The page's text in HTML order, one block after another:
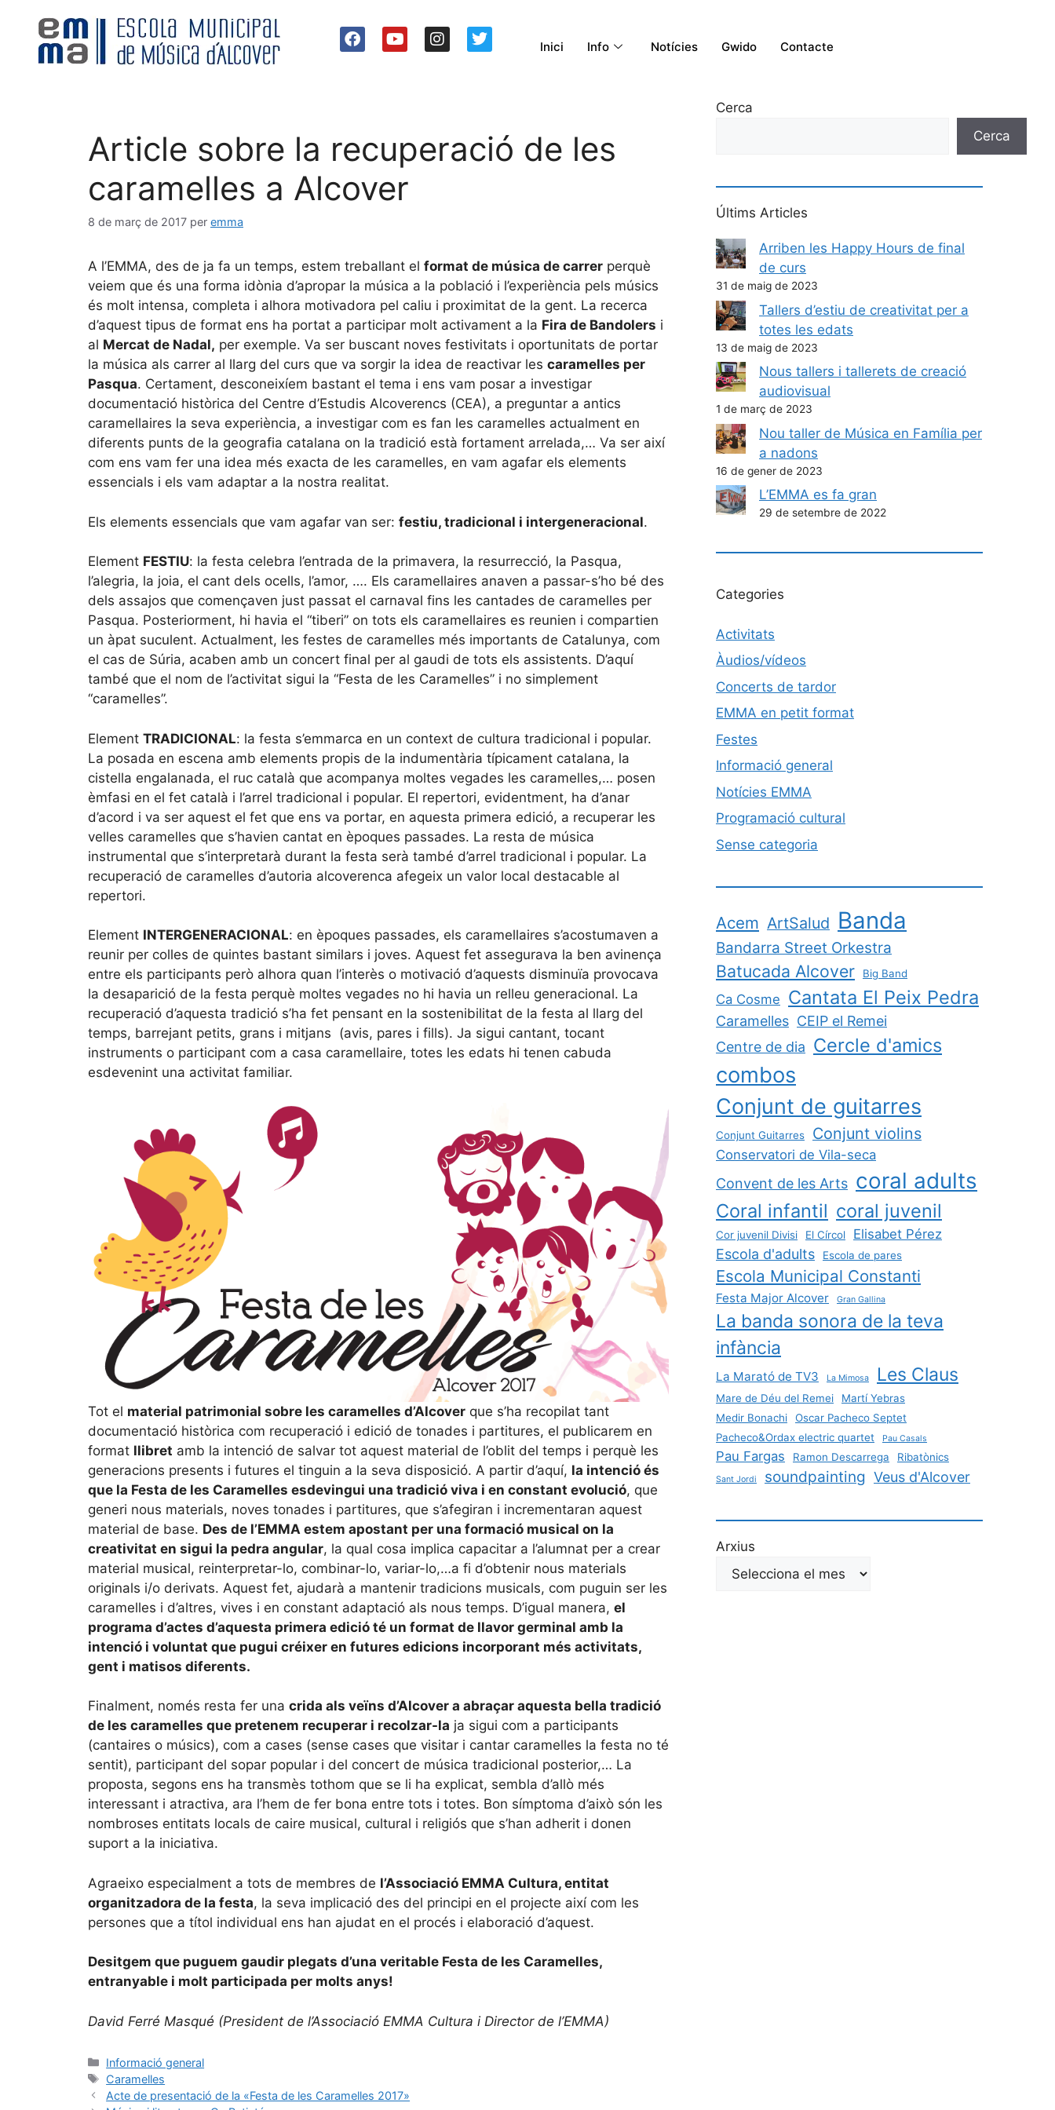
Inici Info Notícies Gwido Contacte
Article sobre la recuperació de les
caramelles a Alcover
8 de març de 2017 per emma
A l’EMMA, des de ja fa un temps, estem treballant el format de música de carrer perquè
veiem que és una forma idònia d’apropar la música a la població i l’experiència pels músics
és molt intensa, completa i alhora motivadora pel caliu i proximitat de la gent. La recerca
d’aquest tipus de format ens ha portat a participar molt activament a la Fira de Bandolers i
al Mercat de Nadal, per exemple. Va ser buscant noves festivitats i oportunitats de portar
la música als carrer al llarg del curs que va sorgir la idea de reactivar les caramelles per
Pasqua. Certament, desconeixíem bastant el tema i ens vam posar a investigar
documentació històrica del Centre d’Estudis Alcoverencs (CEA), a preguntar a antics
caramellaires la seva experiència, a investigar com es fan les caramelles actualment en
diferents punts de la geografia catalana on la tradició està fortament arrelada,… Va ser així
com ens vam fer una idea més exacta de les caramelles, en vam agafar els elements
essencials i els vam adaptar a la nostra realitat.
Els elements essencials que vam agafar van ser: festiu, tradicional i intergeneracional.
Element FESTIU: la festa celebra l’entrada de la primavera, la resurrecció, la Pasqua,
l’alegria, la joia, el cant dels ocells, l’amor, …. Els caramellaires anaven a passar-s’ho bé des
dels assajos que començaven just passat el carnaval fins les cantades de caramelles per
Pasqua. Posteriorment, hi havia el “tiberi” on tots els caramellaires es reunien i compartien
un àpat suculent. Actualment, les festes de caramelles més importants de Catalunya, com
el cas de Súria, acaben amb un concert final per al gaudi de tots els assistents. D’aquí
també que el nom de l’activitat sigui la “Festa de les Caramelles” i no simplement
“caramelles”.
Element TRADICIONAL: la festa s’emmarca en un context de cultura tradicional i popular.
La posada en escena amb elements propis de la indumentària típicament catalana, la
cistella engalanada, el ruc català que acompanya moltes vegades les caramelles,… posen
èmfasi en el fet català i l’arrel tradicional i popular. El repertori, evidentment, ha d’anar
d’acord i va ser aquest el fet que ens va portar, en aquesta primera edició, a recuperar les
velles caramelles que s’havien cantat en èpoques passades. La resta de música
instrumental que s’interpretarà durant la festa serà també d’arrel tradicional i popular. La
recuperació de caramelles d’autoria alcoverenca afegeix un valor local destacable al
repertori.
Element INTERGENERACIONAL: en èpoques passades, els caramellaires s’acostumaven a
reunir per colles de quintes bastant similars i joves. Aquest fet assegurava la ben avinença
entre els participants però alhora quan l’interès o motivació d’aquests disminuïa provocava
la desaparició de la festa perquè moltes vegades no hi havia un relleu generacional. La
recuperació d’aquesta tradició s’ha fet pensant en la sostenibilitat de la festa al llarg del
temps, barrejant petits, grans i mitjans (avis, pares i fills). Ja sigui cantant, tocant
instruments o participant com a casa caramellaire, totes les edats hi tenen cabuda
esdevenint una activitat familiar.
Tot el material patrimonial sobre les caramelles d’Alcover que s’ha recopilat tant
documentació històrica com recuperació i edició de tonades i partitures, el publicarem en
format llibret amb la intenció de salvar tot aquest material de l’oblit del temps i perquè les
generacions presents i futures el tinguin a la seva disposició. A partir d’aquí, la intenció és
que la Festa de les Caramelles esdevingui una tradició viva i en constant evolució, que
generi nous materials, noves tonades i partitures, que s’afegiran i incrementaran aquest
material de base. Des de l’EMMA estem apostant per una formació musical on la
creativitat en sigui la pedra angular, la qual cosa implica capacitar a l’alumnat per a crear
material musical, reinterpretar-lo, combinar-lo, variar-lo,…a fi d’obtenir nous materials
originals i/o derivats. Aquest fet, ajudarà a mantenir tradicions musicals, com puguin ser les
caramelles i d’altres, vives i en constant adaptació als nous temps. D’igual manera, el
programa d’actes d’aquesta primera edició té un format de llavor germinal amb la
intenció i voluntat que pugui créixer en futures edicions incorporant més activitats,
gent i matisos diferents.
Finalment, només resta fer una crida als veïns d’Alcover a abraçar aquesta bella tradició
de les caramelles que pretenem recuperar i recolzar-la ja sigui com a participants
(cantaires o músics), com a cases (sense cases que visitar i cantar caramelles la festa no té
sentit), participant del sopar popular i del concert de música tradicional posterior,… La
proposta, segons ens ha transmès tothom que se li ha explicat, sembla d’allò més
interessant i atractiva, ara l’hem de fer bona entre tots i totes. Bon símptoma d’això són les
nombroses entitats locals de caire musical, cultural i religiós que s’han adherit i donen
suport a la iniciativa.
Agraeixo especialment a tots de membres de l’Associació EMMA Cultura, entitat
organitzadora de la festa, la seva implicació des del principi en el projecte així com les
persones que a títol individual ens han ajudat en el procés i elaboració d’aquest.
Desitgem que puguem gaudir plegats d’una veritable Festa de les Caramelles,
entranyable i molt participada per molts anys!
David Ferré Masqué (President de l’Associació EMMA Cultura i Director de l’EMMA)
Informació general
Caramelles
Acte de presentació de la «Festa de les Caramelles 2017»
Cerca
Cerca
Últims Articles
Arriben les Happy Hours de final
de curs
31 de maig de 2023
Tallers d’estiu de creativitat per a
totes les edats
13 de maig de 2023
Nous tallers i tallerets de creació
audiovisual
1 de març de 2023
Nou taller de Música en Família per
a nadons
16 de gener de 2023
L’EMMA es fa gran
29 de setembre de 2022
Categories
Activitats
Àudios/vídeos
Concerts de tardor
EMMA en petit format
Festes
Informació general
Notícies EMMA
Programació cultural
Sense categoria
Acem ArtSalud Banda
Bandarra Street Orkestra
Batucada Alcover Big Band
Ca Cosme Cantata El Peix Pedra
Caramelles CEIP el Remei
Centre de dia Cercle d'amics
combos
Conjunt de guitarres
Conjunt Guitarres Conjunt violins
Conservatori de Vila-seca
Convent de les Arts coral adults
Coral infantil coral juvenil
Cor juvenil Divisi El Círcol Elisabet Pérez
Escola d'adults Escola de pares
Escola Municipal Constanti
Festa Major Alcover Gran Gallina
La banda sonora de la teva
infància
La Marató de TV3 La Mimosa Les Claus
Mare de Déu del Remei
Martí Yebras
Medir Bonachi
Oscar Pacheco Septet
Pacheco&Ordax electric quartet
Pau Casals
Pau Fargas Ramon Descarrega Ribatònics
Sant Jordi soundpainting Veus d'Alcover
Arxius